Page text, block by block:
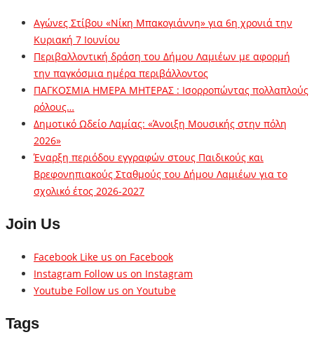
Αγώνες Στίβου «Νίκη Μπακογιάννη» για 6η χρονιά την
Κυριακή 7 Ιουνίου
Περιβαλλοντική δράση του Δήμου Λαμιέων με αφορμή
την παγκόσμια ημέρα περιβάλλοντος
ΠΑΓΚΟΣΜΙΑ ΗΜΕΡΑ ΜΗΤΕΡΑΣ : Ισορροπώντας πολλαπλούς
ρόλους…
Δημοτικό Ωδείο Λαμίας: «Άνοιξη Μουσικής στην πόλη
2026»
Έναρξη περιόδου εγγραφών στους Παιδικούς και
Βρεφονηπιακούς Σταθμούς του Δήμου Λαμιέων για το
σχολικό έτος 2026-2027
Join Us
Facebook Like us on Facebook
Instagram Follow us on Instagram
Youtube Follow us on Youtube
Tags